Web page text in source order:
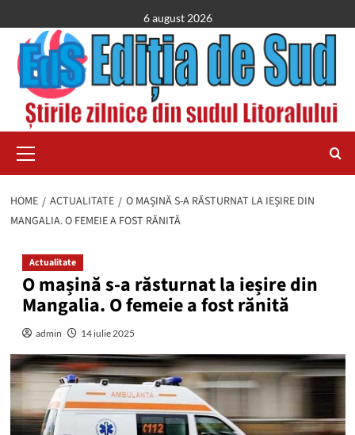
to
content
6 august 2026
Menu
HOME ACTUALITATE
O MAȘINĂ S-A RĂSTURNAT LA IEȘIRE DIN
MANGALIA. O FEMEIE A FOST RĂNITĂ
Actualitate
O mașină s-a răsturnat la ieșire din
Mangalia. O femeie a fost rănită
admin 14 iulie 2025